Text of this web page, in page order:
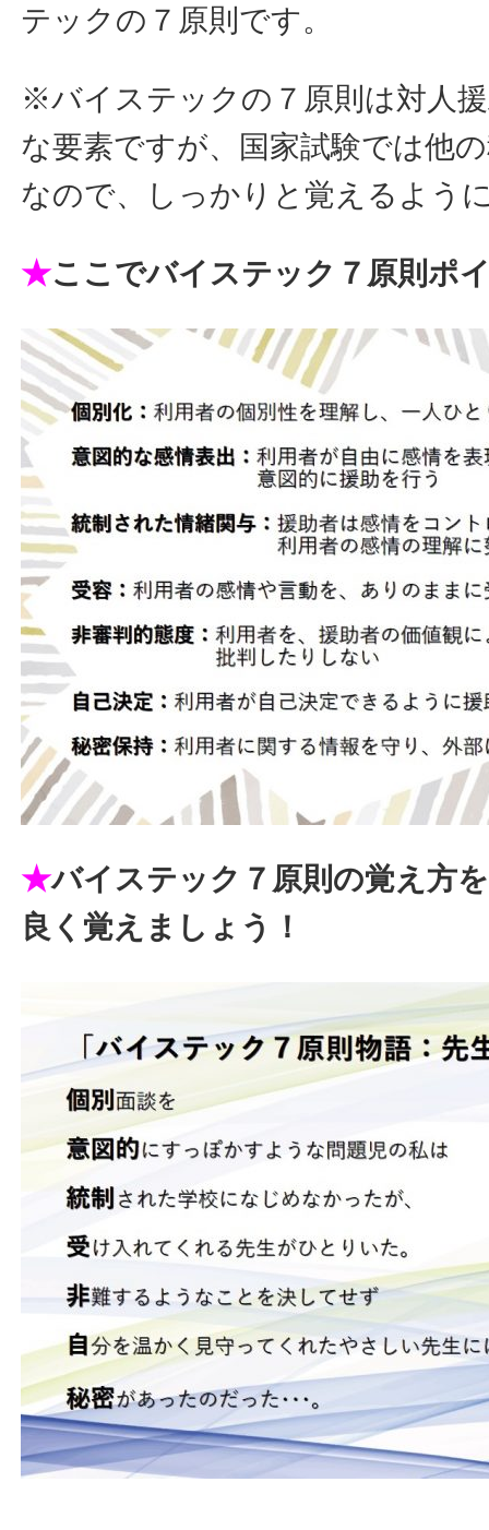
テックの７原則です。
※バイステックの７原則は対人
な要素ですが、国家試験では他
なので、しっかりと覚えるよう
★ここでバイステック７原則ポ
★バイステック７原則の覚え方
良く覚えましょう！